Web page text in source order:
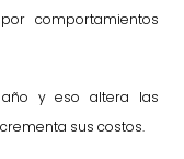
comportamientos
año y eso altera las
sus costos.